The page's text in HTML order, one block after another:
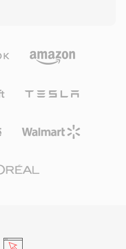
100 KB, consentendo
efficienti.
codifica e decodifica
privo di royalty che ha
nei progetti di
che Vorbis offre
nella fascia 96-192
frequenze di
tutto dalla voce mono ai
di streaming e i
Il formato gestisce